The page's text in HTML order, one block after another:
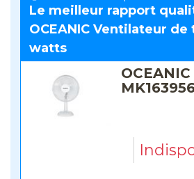
Le meilleur rapport
OCEANIC Ventilateur
watts
OCEANIC